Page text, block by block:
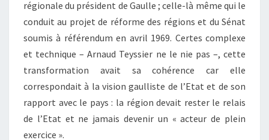
régionale du président de Gaulle ; celle-là même qui le
conduit au projet de réforme des régions et du Sénat
soumis à référendum en avril 1969. Certes complexe
et technique – Arnaud Teyssier ne le nie pas –, cette
transformation avait sa cohérence car elle
correspondait à la vision gaulliste de l’Etat et de son
rapport avec le pays : la région devait rester le relais
de l’Etat et ne jamais devenir un « acteur de plein
exercice ».